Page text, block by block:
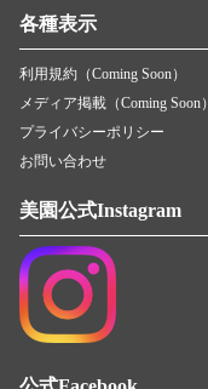
各種表示
利用規約（Coming Soon）
メディア掲載（Coming Soon）
プライバシーポリシー
お問い合わせ
美園公式Instagram